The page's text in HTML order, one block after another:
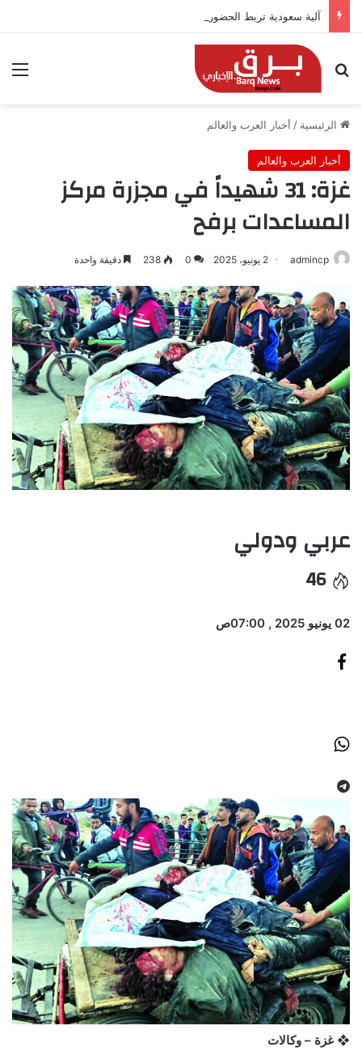
آلية سعودية تربط الحضور باجتياز الدورات
بحث عن
الرئيسية / أخبار العرب والعالم
أخبار العرب والعالم
غزة: 31 شهيداً في مجزرة مركز
المساعدات برفح
admincp 2 يونيو، 2025 0
238 دقيقة واحدة
عربي ودولي
46
02 يونيو 2025 , 07:00ص
❖ غزة – وكالات